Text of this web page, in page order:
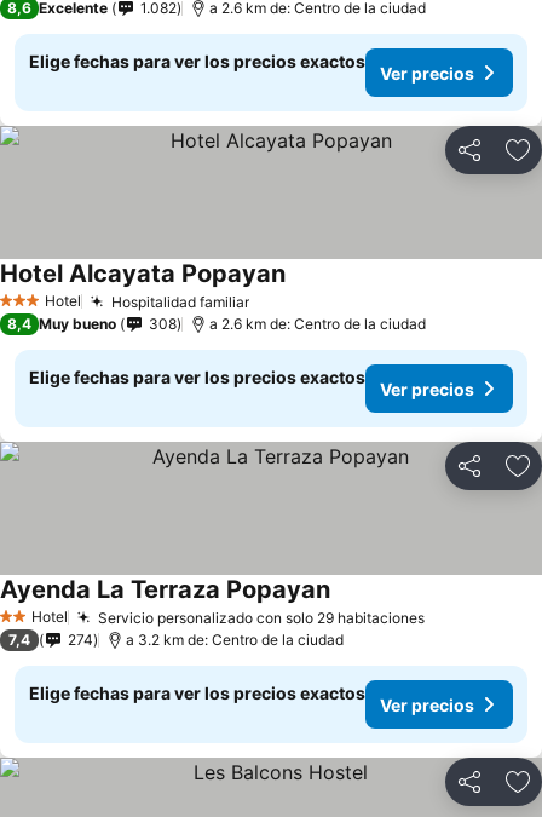
8,6 Excelente 1.082 a 2.6 km de: Centro de la ciudad
Elige fechas para ver los precios exactos
Ver precios
Compartir
3 Estrellas
Hotel Hospitalidad familiarVer precios
Hotel Alcayata PopayanVer precios
8,4 Muy bueno 308 a 2.6 km de: Centro de la ciudad
Elige fechas para ver los precios exactos
Ver precios
Compartir
2 Estrellas
Hotel Servicio personalizado con solo 29 habitacionesVer precios
Ayenda La Terraza PopayanVer precios
7,4 274 a 3.2 km de: Centro de la ciudad
Elige fechas para ver los precios exactos
Ver precios
Compartir